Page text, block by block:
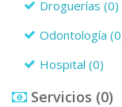
Droguerías
(0)
Odontología
Hospital
(0)
Servicios (0)